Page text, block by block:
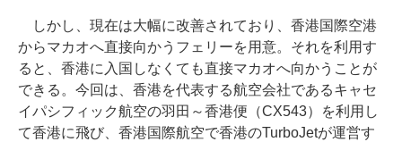
しかし、現在は大幅に改善されており、香港国際空港
からマカオへ直接向かうフェリーを用意。それを利用す
ると、香港に入国しなくても直接マカオへ向かうことが
できる。今回は、香港を代表する航空会社であるキャセ
イパシフィック航空の羽田～香港便（CX543）を利用し
て香港に飛び、香港国際航空で香港のTurboJetが運営す